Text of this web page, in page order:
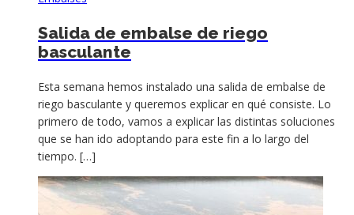
Salida de embalse de riego
basculante
Esta semana hemos instalado una salida de embalse de
riego basculante y queremos explicar en qué consiste. Lo
primero de todo, vamos a explicar las distintas soluciones
que se han ido adoptando para este fin a lo largo del
tiempo. […]